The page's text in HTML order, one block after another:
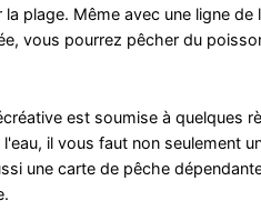
plage. Même avec une ligne de
vous pourrez pêcher du
est soumise à quelques
il vous faut non seulement
une carte de pêche